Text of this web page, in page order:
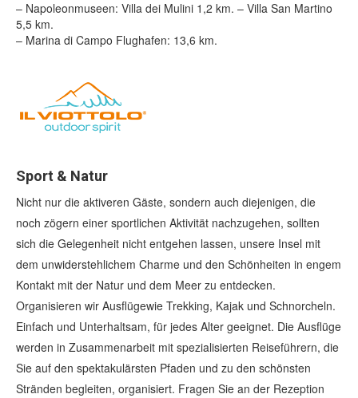
– Napoleonmuseen: Villa dei Mulini 1,2 km. – Villa San Martino
5,5 km.
– Marina di Campo Flughafen: 13,6 km.
Sport & Natur
Nicht nur die aktiveren Gäste, sondern auch diejenigen, die
noch zögern einer sportlichen Aktivität nachzugehen, sollten
sich die Gelegenheit nicht entgehen lassen, unsere Insel mit
dem unwiderstehlichem Charme und den Schönheiten in engem
Kontakt mit der Natur und dem Meer zu entdecken.
Organisieren wir Ausflügewie Trekking, Kajak und Schnorcheln.
Einfach und Unterhaltsam, für jedes Alter geeignet. Die Ausflüge
werden in Zusammenarbeit mit spezialisierten Reiseführern, die
Sie auf den spektakulärsten Pfaden und zu den schönsten
Stränden begleiten, organisiert. Fragen Sie an der Rezeption